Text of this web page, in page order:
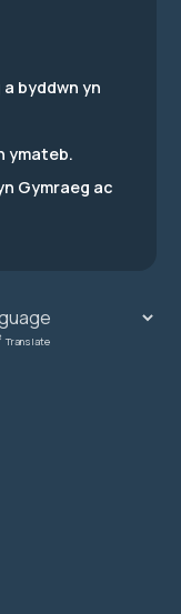
byddwn yn
ymateb.
Gymraeg ac
Translate